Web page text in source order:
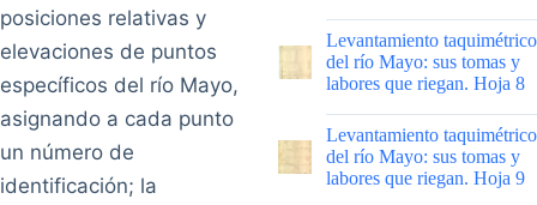
posiciones relativas y
elevaciones de puntos
específicos del río Mayo,
asignando a cada punto
un número de
identificación; la
|
Levantamiento taquimétrico
del río Mayo: sus tomas y
labores que riegan. Hoja 8
|
Levantamiento taquimétrico
del río Mayo: sus tomas y
labores que riegan. Hoja 9